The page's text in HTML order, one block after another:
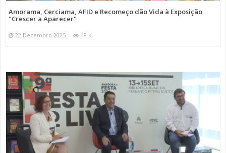
Amorama, Cerciama, AFID e Recomeço dão Vida à Exposição
"Crescer a Aparecer"
22 Dezembro 2025 48 K